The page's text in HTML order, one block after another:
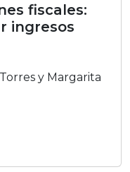
fiscales:
ingresos
y Margarita